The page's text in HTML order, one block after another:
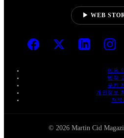
▶ WEB
이용
법적
쿠키
개인정보
저작
© 2026 Martin Cid